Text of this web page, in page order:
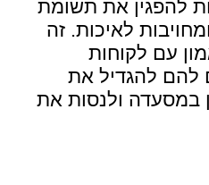
להפגין את תשומת
לאיכות. זה
עם לקוחות
להם להגדיל את
במסעדה ולנסות את